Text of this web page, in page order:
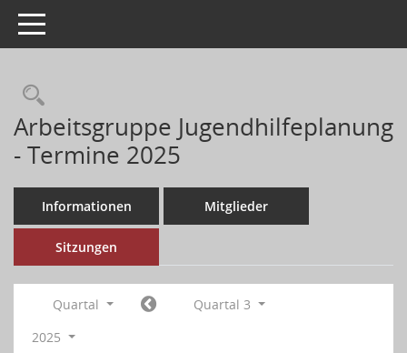
Toggle navigation
Arbeitsgruppe Jugendhilfeplanung
- Termine 2025
Informationen Mitglieder
Sitzungen
Quartal
Quartal 3
2025